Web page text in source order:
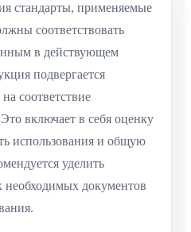
стандарты, применяемые
соответствовать
в действующем
подвергается
соответствие
включает в себя оценку
использования и общую
уделить
документов